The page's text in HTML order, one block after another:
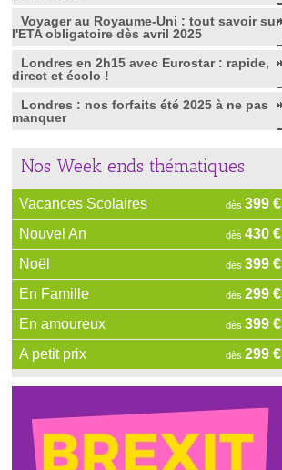
Voyager au Royaume-Uni : tout savoir sur
l'ETA obligatoire dès avril 2025
Londres en 2h15 avec Eurostar : rapide,
direct et écolo !
Londres : nos forfaits été 2025 à ne pas
manquer
Nos Week ends thématiques
Vacances Scolaires dès 399 €
Nouvel An
dès 430 €
Noël
dès 399 €
En Famille
dès 299 €
En amoureux
dès 399 €
A petit prix
dès 299 €